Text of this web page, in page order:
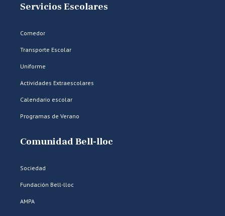
Servicios Escolares
Comedor
Transporte Escolar
Uniforme
Actividades Extraescolares
Calendario escolar
Programas de Verano
Comunidad Bell-lloc
Sociedad
Fundación Bell-lloc
AMPA